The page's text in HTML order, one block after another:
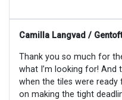
Camilla Langvad /
Thank you so much for
what I’m looking for! And
when the tiles were
on making the tight